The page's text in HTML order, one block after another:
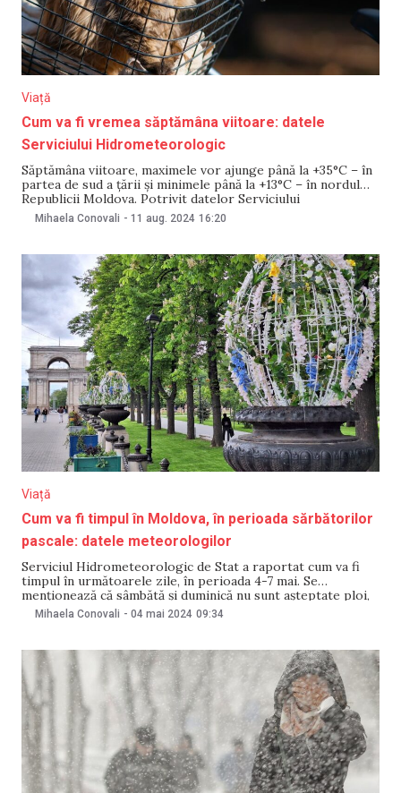
Viață
Cum va fi vremea săptămâna viitoare: datele
Serviciului Hidrometeorologic
Săptămâna viitoare, maximele vor ajunge până la +35°C – în
partea de sud a țării și minimele până la +13°C – în nordul
Republicii Moldova. Potrivit datelor Serviciului
Hidrometeorologic, în perioada 12-18 august, nu vor cădea
precipitații. Menționăm, până pe 12 august, localitățile din
Mihaela Conovali - 11 aug. 2024 16:20
Viață
Cum va fi timpul în Moldova, în perioada sărbătorilor
pascale: datele meteorologilor
Serviciul Hidrometeorologic de Stat a raportat cum va fi
timpul în următoarele zile, în perioada 4-7 mai. Se
menționează că sâmbătă și duminică nu sunt așteptate ploi,
totodată vom avea maxime de până la +22°C. În noaptea de
Mihaela Conovali - 04 mai 2024 09:34